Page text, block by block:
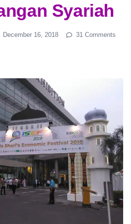
Syariah
December 16, 2018 31 Comments